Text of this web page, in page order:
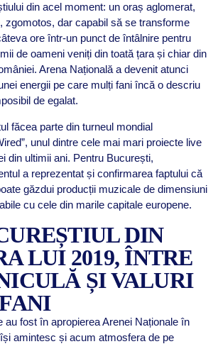
din acel moment: un oraș aglomerat,
zgomotos, dar capabil să se transforme
ore într-un punct de întâlnire pentru
de oameni veniți din toată țara și chiar din
Arena Națională a devenit atunci
energii pe care mulți fani încă o descriu
de egalat.
făcea parte din turneul mondial
unul dintre cele mai mari proiecte live
din ultimii ani. Pentru București,
a reprezentat și confirmarea faptului că
găzdui producții muzicale de dimensiuni
cu cele din marile capitale europene.
DIN
LUI 2019, ÎNTRE
ȘI VALURI
au fost în apropierea Arenei Naționale în
amintesc și acum atmosfera de pe